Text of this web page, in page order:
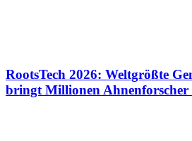
RootsTech 2026: Weltgrößte
bringt Millionen Ahnenforscher